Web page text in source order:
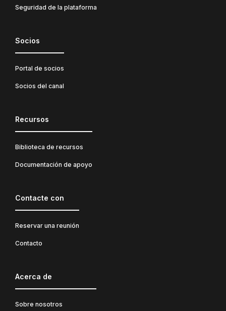
Seguridad de la plataforma
Socios
Portal de socios
Socios del canal
Recursos
Biblioteca de recursos
Documentación de apoyo
Contacte con
Reservar una reunión
Contacto
Acerca de
Sobre nosotros